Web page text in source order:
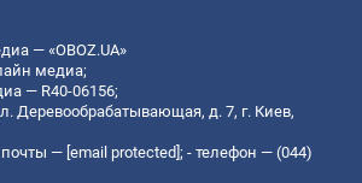
— «OBOZ.UA»
медиа;
— R40-06156;
Деревообрабатывающая, д. 7, г. Киев,
почты — [email protected] ; - телефон — (044)